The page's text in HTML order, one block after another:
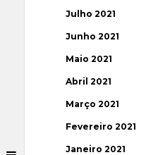
Julho 2021
Junho 2021
Maio 2021
Abril 2021
Março 2021
Fevereiro 2021
Janeiro 2021